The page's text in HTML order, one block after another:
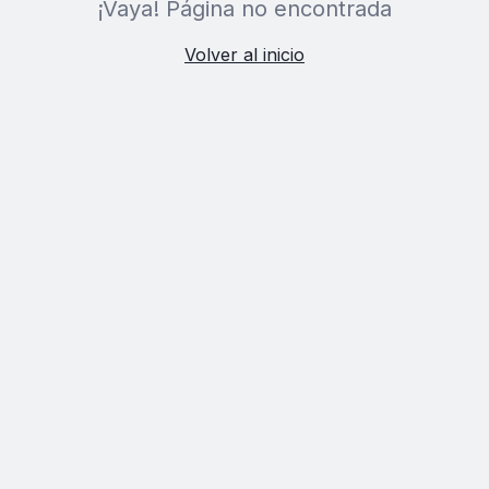
¡Vaya! Página no encontrada
Volver al inicio